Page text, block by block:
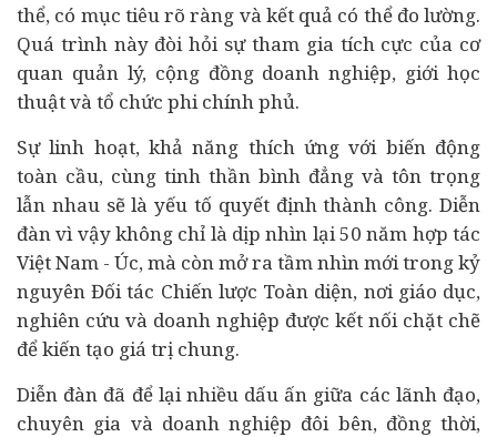
thể, có mục tiêu rõ ràng và kết quả có thể đo lường.
Quá trình này đòi hỏi sự tham gia tích cực của cơ
quan quản lý, cộng đồng doanh nghiệp, giới học
thuật và tổ chức phi chính phủ.
Sự linh hoạt, khả năng thích ứng với biến động
toàn cầu, cùng tinh thần bình đẳng và tôn trọng
lẫn nhau sẽ là yếu tố quyết định thành công. Diễn
đàn vì vậy không chỉ là dịp nhìn lại 50 năm hợp tác
Việt Nam - Úc, mà còn mở ra tầm nhìn mới trong kỷ
nguyên Đối tác Chiến lược Toàn diện, nơi giáo dục,
nghiên cứu và doanh nghiệp được kết nối chặt chẽ
để kiến tạo giá trị chung.
Diễn đàn đã để lại nhiều dấu ấn giữa các lãnh đạo,
chuyên gia và doanh nghiệp đôi bên, đồng thời,